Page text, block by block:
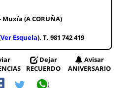
Muxía (A CORUÑA)
Ver Esquela). T. 981 742 419
Dejar
RECUERDO
Avisar
ANIVERSARIO